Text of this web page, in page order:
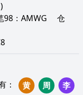
98： AMWG 仓
： 黄 周
李